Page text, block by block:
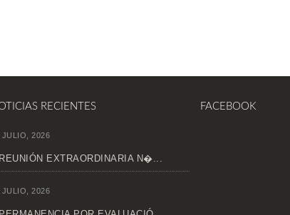
RECIENTES
JULIO, 2026
REUNIÓN EXTRAORDINARIA N�...
JULIO, 2026
FACEBOOK